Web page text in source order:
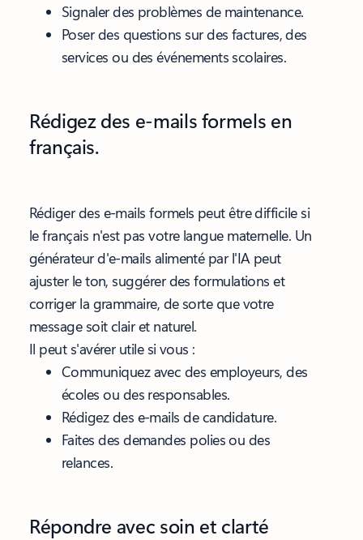
Signaler des problèmes de maintenance.
Poser des questions sur des factures, des
services ou des événements scolaires.
Rédigez des e-mails formels en
français.
Rédiger des e-mails formels peut être difficile si
le français n'est pas votre langue maternelle. Un
générateur d'e-mails alimenté par l'IA peut
ajuster le ton, suggérer des formulations et
corriger la grammaire, de sorte que votre
message soit clair et naturel.
Il peut s'avérer utile si vous :
Communiquez avec des employeurs, des
écoles ou des responsables.
Rédigez des e-mails de candidature.
Faites des demandes polies ou des
relances.
Répondre avec soin et clarté